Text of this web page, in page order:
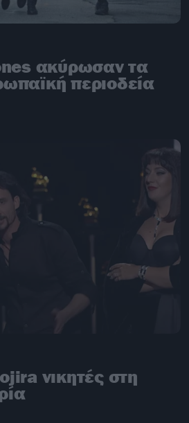
ακύρωσαν τα
περιοδεία
νικητές στη